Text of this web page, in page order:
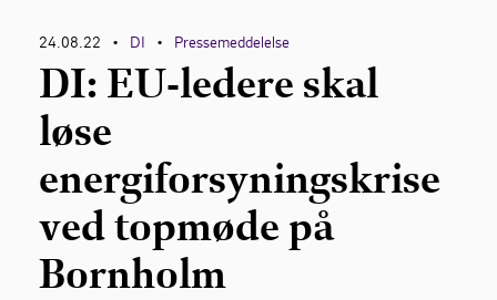
24.08.22 • DI • Pressemeddelelse
DI: EU-ledere skal
løse
energiforsyningskrise
ved topmøde på
Bornholm